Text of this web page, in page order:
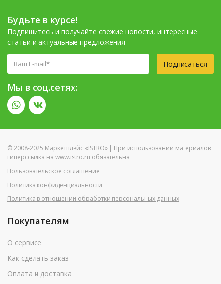
Будьте в курсе!
Подпишитесь и получайте свежие новости, интересные
статьи и актуальные предложения
Подписаться
Мы в соц.сетях:
© 2008-2025 Маркетплейс «ISTRO» | При использовании материалов
гиперссылка на www.istro.ru обязательна
Пользовательское соглашение
Политика конфиденциальности
Политика в отношении обработки персональных данных
Покупателям
О сервисе
Как сделать заказ
Оплата и доставка